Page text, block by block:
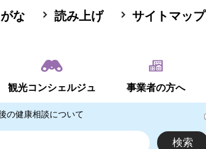
な 読み上げ サイトマップ
観光コンシェルジュ 事業者の方へ
の健康相談について